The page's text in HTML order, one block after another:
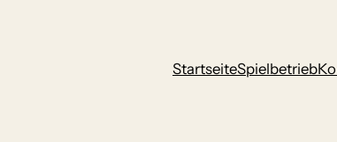
StartseiteSpielbetrieb